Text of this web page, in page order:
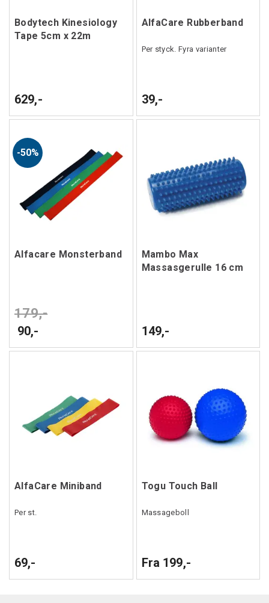
Bodytech Kinesiology
Tape 5cm x 22m
629,-
AlfaCare Rubberband
Per styck. Fyra varianter
39,-
50%
Alfacare Monsterband
179,-
90,-
Mambo Max
Massasgerulle 16 cm
149,-
AlfaCare Miniband
Per st.
69,-
Togu Touch Ball
Massageboll
Fra 199,-